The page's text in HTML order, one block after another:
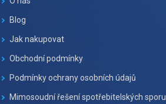
Blog
Jak nakupovat
Obchodní podmínky
Podmínky ochrany osobních údajů
Mimosoudní řešení spotřebitelských sporu